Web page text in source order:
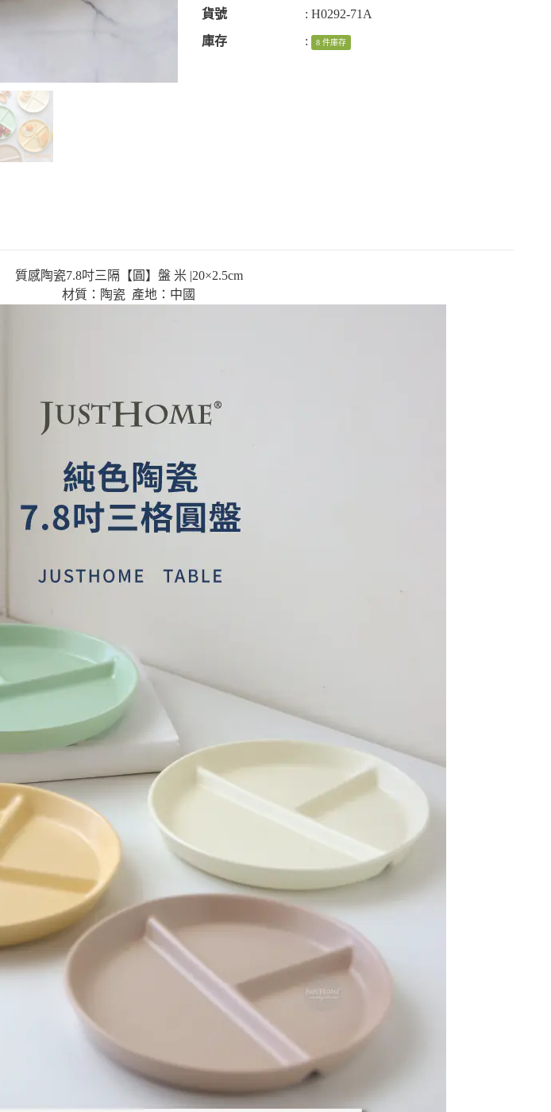
貨號
: H0292-71A
庫存
: 8 件庫存
質感陶瓷7.8吋三隔【圓】盤 米 |20×2.5cm
材質：陶瓷 產地：中國